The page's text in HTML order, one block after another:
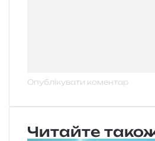
Читайте